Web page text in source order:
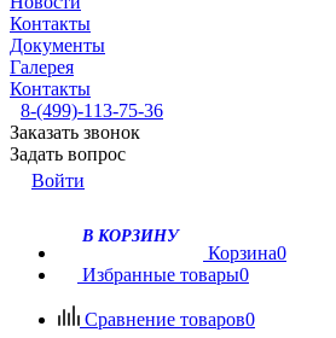
Контакты
Документы
Галерея
Контакты
8-(499)-113-75-36
Заказать звонок
Задать вопрос
Войти
В КОРЗИНУ
Корзина0
Избранные товары0
Сравнение товаров0